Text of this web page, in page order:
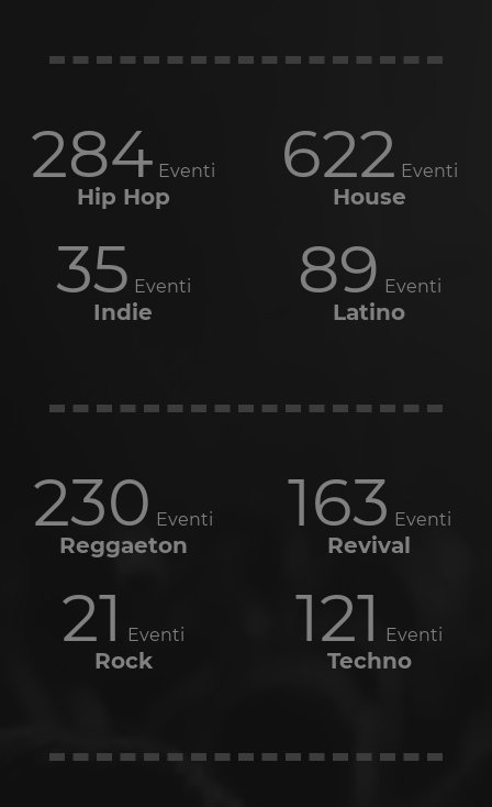
284 Eventi
Hip Hop
622 Eventi
House
35 Eventi
Indie
89 Eventi
Latino
230 Eventi
Reggaeton
163 Eventi
Revival
21 Eventi
Rock
121 Eventi
Techno